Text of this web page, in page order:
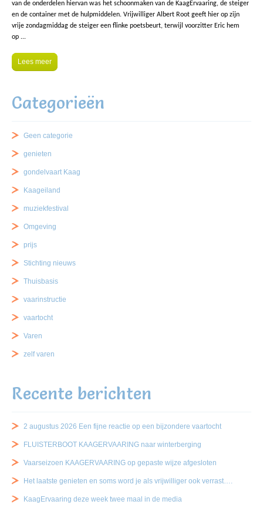
van de onderdelen hiervan was het schoonmaken van de KaagErvaaring, de steiger
en de container met de hulpmiddelen. Vrijwilliger Albert Root geeft hier op zijn
vrije zondagmiddag de steiger een flinke poetsbeurt, terwijl voorzitter Eric hem
op ...
Lees meer
Categorieën
Geen categorie
genieten
gondelvaart Kaag
Kaageiland
muziekfestival
Omgeving
prijs
Stichting nieuws
Thuisbasis
vaarinstructie
vaartocht
Varen
zelf varen
Recente berichten
2 augustus 2026 Een fijne reactie op een bijzondere vaartocht
FLUISTERBOOT KAAGERVAARING naar winterberging
Vaarseizoen KAAGERVAARING op gepaste wijze afgesloten
Het laatste genieten en soms word je als vrijwilliger ook verrast….
KaagErvaaring deze week twee maal in de media